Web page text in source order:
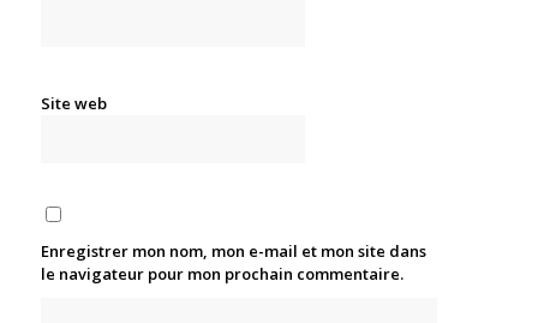
Site web
Enregistrer mon nom, mon e-mail et mon site dans
le navigateur pour mon prochain commentaire.